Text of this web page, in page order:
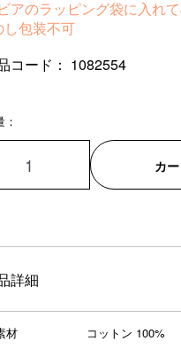
アのラッピング袋に入れ
し包装不可
コード： 1082554
カ
詳細
材 コットン 100%